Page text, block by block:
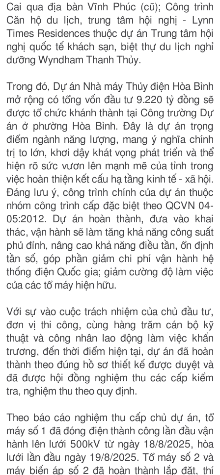
Cai qua địa bàn Vĩnh Phúc (cũ); Công trình
Căn hộ du lịch, trung tâm hội nghị - Lynn
Times Residences thuộc dự án Trung tâm hội
nghị quốc tế khách sạn, biệt thự du lịch nghỉ
dưỡng Wyndham Thanh Thủy.
Trong đó, Dự án Nhà máy Thủy điện Hòa Bình
mở rộng có tổng vốn đầu tư 9.220 tỷ đồng sẽ
được tổ chức khánh thành tại Công trường Dự
án ở phường Hòa Bình. Đây là dự án trọng
điểm ngành năng lượng, mang ý nghĩa chính
trị to lớn, khơi dậy khát vọng phát triển và thể
hiện rõ sức vươn lên mạnh mẽ của tỉnh trong
việc hoàn thiện kết cấu hạ tầng kinh tế - xã hội.
Đáng lưu ý, công trình chính của dự án thuộc
nhóm công trình cấp đặc biệt theo QCVN 04-
05:2012. Dự án hoàn thành, đưa vào khai
thác, vận hành sẽ làm tăng khả năng công suất
phủ đỉnh, nâng cao khả năng điều tần, ổn định
tần số, góp phần giảm chi phí vận hành hệ
thống điện Quốc gia; giảm cường độ làm việc
của các tổ máy hiện hữu.
Với sự vào cuộc trách nhiệm của chủ đầu tư,
đơn vị thi công, cùng hàng trăm cán bộ kỹ
thuật và công nhân lao động làm việc khẩn
trương, đến thời điểm hiện tại, dự án đã hoàn
thành theo đúng hồ sơ thiết kế được duyệt và
đã được hội đồng nghiệm thu các cấp kiểm
tra, nghiệm thu theo quy định.
Theo báo cáo nghiệm thu cấp chủ dự án, tổ
máy số 1 đã đóng điện thành công lần đầu vận
hành lên lưới 500kV từ ngày 18/8/2025, hòa
lưới lần đầu ngày 19/8/2025. Tổ máy số 2 và
máy biến áp số 2 đã hoàn thành lắp đặt, thí